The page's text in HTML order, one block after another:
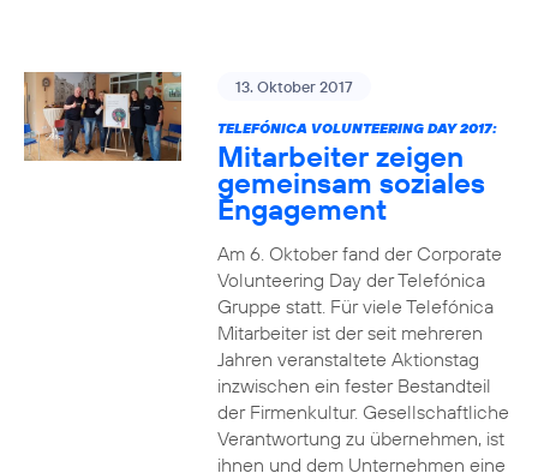
13. Oktober 2017
TELEFÓNICA VOLUNTEERING DAY 2017:
Mitarbeiter zeigen
gemeinsam soziales
Engagement
Am 6. Oktober fand der Corporate
Volunteering Day der Telefónica
Gruppe statt. Für viele Telefónica
Mitarbeiter ist der seit mehreren
Jahren veranstaltete Aktionstag
inzwischen ein fester Bestandteil
der Firmenkultur. Gesellschaftliche
Verantwortung zu übernehmen, ist
ihnen und dem Unternehmen eine